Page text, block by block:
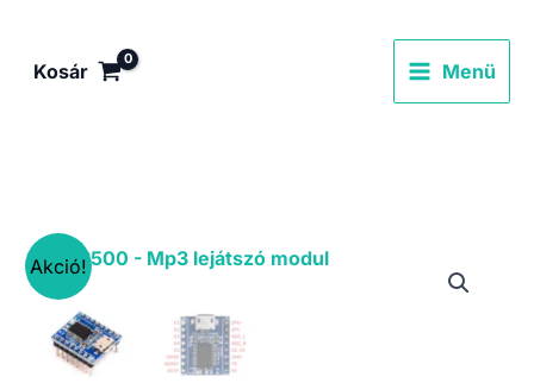
content
Kosár Menü
Akció!